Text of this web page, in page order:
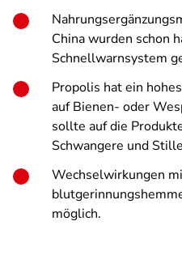
China wurden schon
Schnellwarnsystem
Propolis hat ein
auf Bienen- oder
sollte auf die
Schwangere und
Wechselwirkungen
möglich.